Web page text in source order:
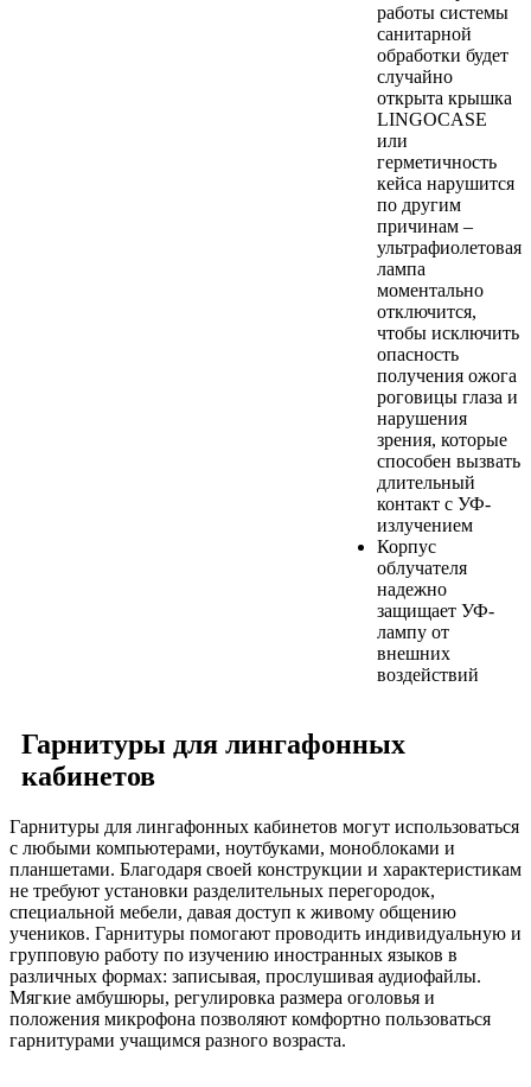
работы системы
санитарной
обработки будет
случайно
открыта крышка
LINGOCASE
или
герметичность
кейса нарушится
по другим
причинам –
ультрафиолетовая
лампа
моментально
отключится,
чтобы исключить
опасность
получения ожога
роговицы глаза и
нарушения
зрения, которые
способен вызвать
длительный
контакт с УФ-
излучением
Корпус
облучателя
надежно
защищает УФ-
лампу от
внешних
воздействий
Гарнитуры для лингафонных
кабинетов
Гарнитуры для лингафонных кабинетов могут использоваться
с любыми компьютерами, ноутбуками, моноблоками и
планшетами. Благодаря своей конструкции и характеристикам
не требуют установки разделительных перегородок,
специальной мебели, давая доступ к живому общению
учеников. Гарнитуры помогают проводить индивидуальную и
групповую работу по изучению иностранных языков в
различных формах: записывая, прослушивая аудиофайлы.
Мягкие амбушюры, регулировка размера оголовья и
положения микрофона позволяют комфортно пользоваться
гарнитурами учащимся разного возраста.